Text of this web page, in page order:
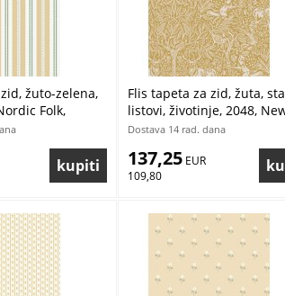
žuto-zelena,
Folk,
Ljepilo Gratis
Flis tapeta za zid, žuta,
listovi, životinje, 2048,
Heritage, Borastapeter |
Dostava 14 rad. dana
137,25 EUR
109,80